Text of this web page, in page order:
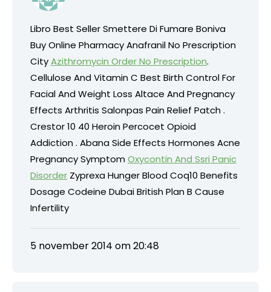
Libro Best Seller Smettere Di Fumare Boniva
Buy Online Pharmacy Anafranil No Prescription
CityAzithromycin Order No Prescription.
Cellulose And Vitamin C Best Birth Control For
Facial And Weight Loss Altace And Pregnancy
Effects Arthritis Salonpas Pain Relief Patch .
Crestor 10 40 Heroin Percocet Opioid
Addiction . Abana Side Effects Hormones Acne
Pregnancy SymptomOxycontin And Ssri Panic
Disorder Zyprexa Hunger Blood Coq10 Benefits
Dosage Codeine Dubai British Plan B Cause
Infertility
5 november 2014 om 20:48